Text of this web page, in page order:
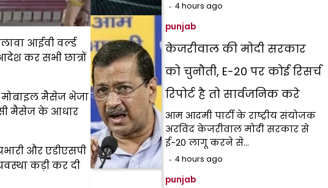
आईवी वर्ल्ड
कर सभी छात्रों
मोबाइल मैसेज भेजा
मैसेज के आधार
और एडीएसपी
कड़ी कर दी
4 hours ago
punjab
केजरीवाल की मोदी सरकार
को चुनौती, E-20 पर कोई रिसर्च
रिपोर्ट है तो सार्वजनिक करे
आम आदमी पार्टी के राष्ट्रीय संयोजक
अरविंद केजरीवाल मोदी सरकार से
ई-20 लागू करने से…
4 hours ago
punjab